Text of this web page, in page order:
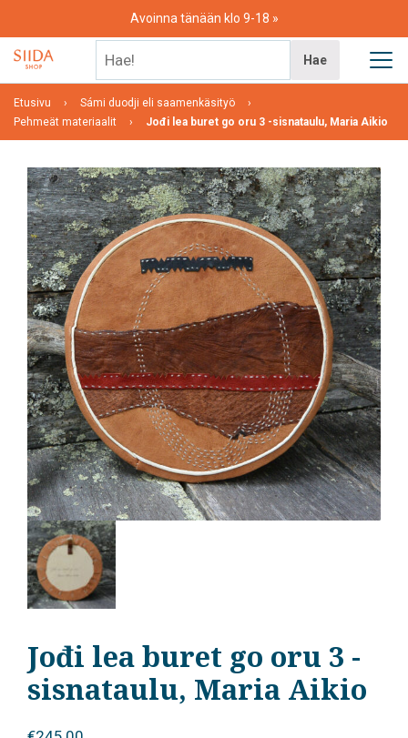
content
Avoinna tänään klo 9-18
Hae
Etusivu
Sámi duodji eli saamenkäsityö
Pehmeät materiaalit
Jođi lea buret go oru 3 -sisnataulu, Maria Aikio
Jođi lea buret go oru 3 -
sisnataulu, Maria Aikio